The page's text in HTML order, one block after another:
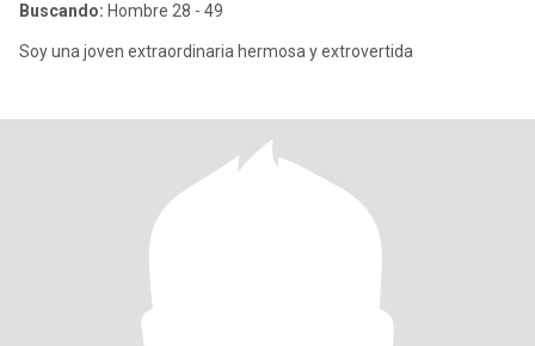
Buscando: Hombre 28 - 49
Soy una joven extraordinaria hermosa y extrovertida